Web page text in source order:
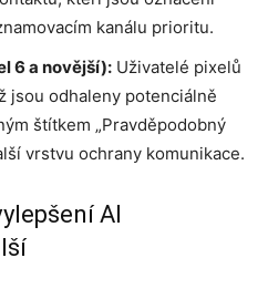
kanálu prioritu.
6 a novější): Uživatelé pixelů
jsou odhaleny potenciálně
štítkem „Pravděpodobný
vrstvu ochrany komunikace.
AI